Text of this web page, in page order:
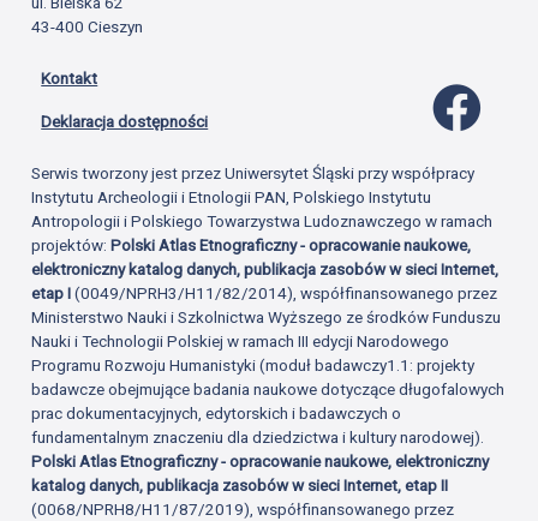
43-400 Cieszyn
Kontakt
Deklaracja dostępności
Serwis tworzony jest przez Uniwersytet Śląski przy współpracy
Instytutu Archeologii i Etnologii PAN, Polskiego Instytutu
Antropologii i Polskiego Towarzystwa Ludoznawczego w ramach
projektów:Polski Atlas Etnograficzny - opracowanie naukowe,
elektroniczny katalog danych, publikacja zasobów w sieci Internet,
etap I(0049/NPRH3/H11/82/2014), współfinansowanego przez
Ministerstwo Nauki i Szkolnictwa Wyższego ze środków Funduszu
Nauki i Technologii Polskiej w ramach III edycji Narodowego
Programu Rozwoju Humanistyki (moduł badawczy1.1: projekty
badawcze obejmujące badania naukowe dotyczące długofalowych
prac dokumentacyjnych, edytorskich i badawczych o
fundamentalnym znaczeniu dla dziedzictwa i kultury narodowej).
Polski Atlas Etnograficzny - opracowanie naukowe, elektroniczny
katalog danych, publikacja zasobów w sieci Internet, etap II
(0068/NPRH8/H11/87/2019), współfinansowanego przez